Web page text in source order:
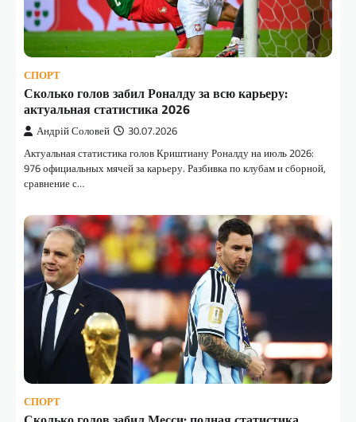
СПОРТ
Сколько голов забил Роналду за всю карьеру:
актуальная статистика 2026
Андрій Соловей 30.07.2026
Актуальная статистика голов Криштиану Роналду на июль 2026:
976 официальных мячей за карьеру. Разбивка по клубам и сборной,
сравнение с…
СПОРТ